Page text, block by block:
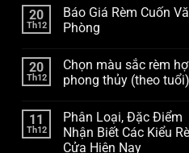
20
Th12
Báo Giá Rèm Cuốn
Phòng
20
Th12
Chọn màu sắc rèm
phong thủy (theo tuổi)
11
Th12
Phân Loại, Đặc Điểm
Nhận Biết Các Kiểu
Cửa Hiện Nay